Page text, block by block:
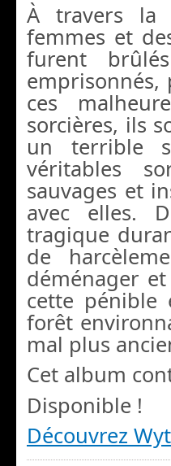
À travers la
femmes et
furent
emprisonnés,
ces
sorcières, ils
un terrible
véritables
sauvages et
avec elles.
tragique
de
déménager
cette pénible
forêt
mal plus
Cet album
Disponible !
Découvrez